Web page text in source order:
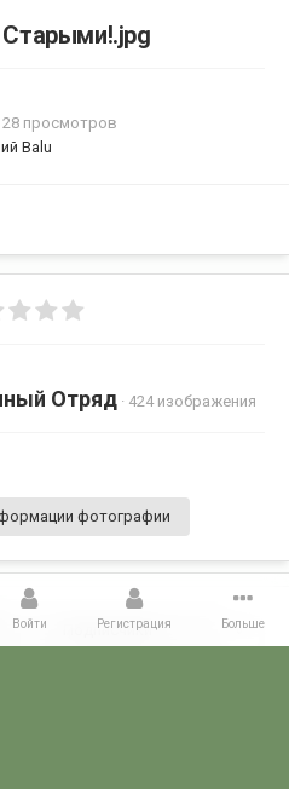
просмотров
Balu
Отряд · 424 изображения
фотографии
Подписчики 0
Войти Регистрация Больше